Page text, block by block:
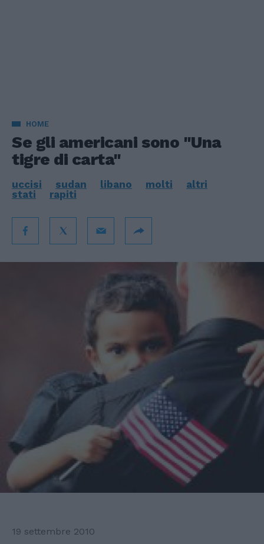
HOME
Se gli americani sono "Una
tigre di carta"
uccisi sudan libano molti
altri
stati
rapiti
19 settembre 2010